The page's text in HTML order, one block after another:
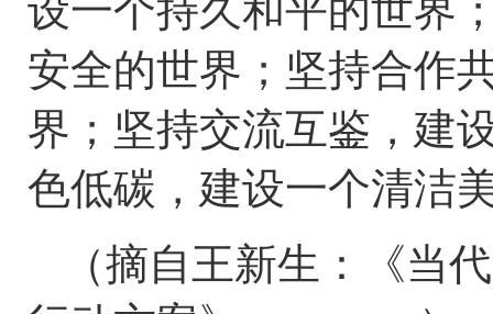
设一个持久和平的世界
安全的世界；坚持合作
界；坚持交流互鉴，建
色低碳，建设一个清洁
（摘自王新生：《当